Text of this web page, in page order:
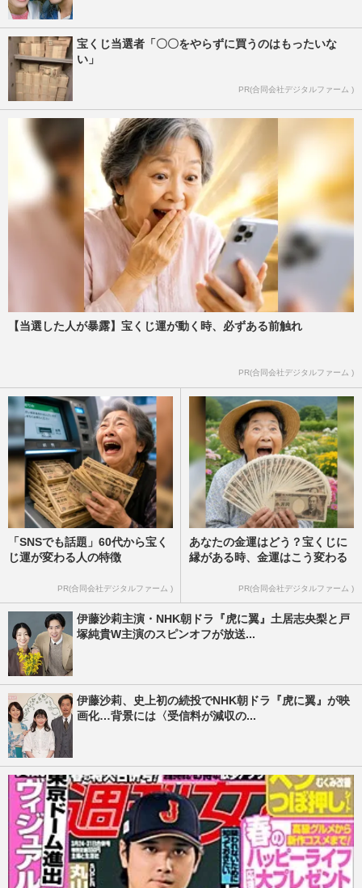
宝くじ当選者「〇〇をやらずに買うのはもったいな
い」
PR(合同会社デジタルファーム )
【当選した人が暴露】宝くじ運が動く時、必ずある前触れ
PR(合同会社デジタルファーム )
「SNSでも話題」60代から宝く
じ運が変わる人の特徴
PR(合同会社デジタルファーム )
あなたの金運はどう？宝くじに
縁がある時、金運はこう変わる
PR(合同会社デジタルファーム )
伊藤沙莉主演・NHK朝ドラ『虎に翼』土居志央梨と戸
塚純貴W主演のスピンオフが放送...
伊藤沙莉、史上初の続投でNHK朝ドラ『虎に翼』が映
画化…背景には〈受信料が減収の...